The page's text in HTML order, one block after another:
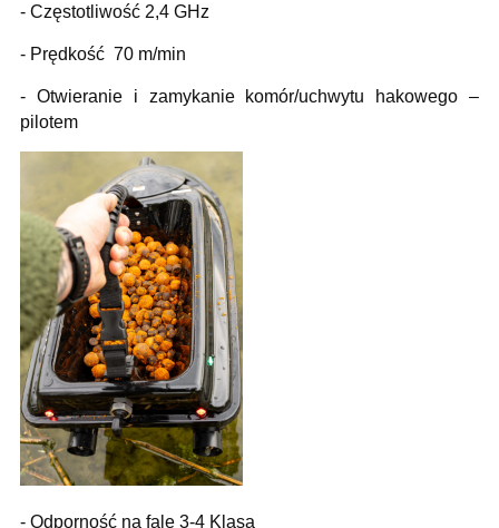
- Częstotliwość 2,4 GHz
- Prędkość 70 m/min
- Otwieranie i zamykanie komór/uchwytu hakowego –
pilotem
- Odporność na fale 3-4 Klasa